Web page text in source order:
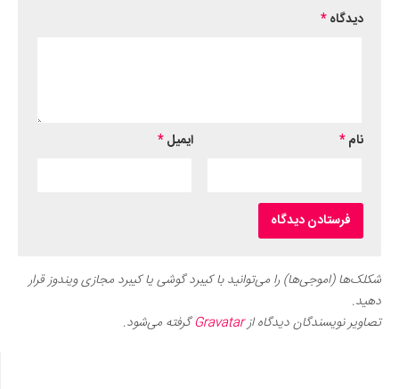
دیدگاه*
نام* ایمیل*
شکلک‌ها (اموجی‌ها) را می‌توانید با کیبرد گوشی یا کیبرد مجازی ویندوز قرار
دهید.
تصاویر نویسندگان دیدگاه ازGravatarگرفته می‌شود.